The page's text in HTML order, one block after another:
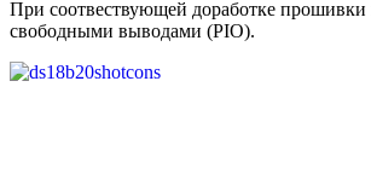
При соотвествующей доработке
свободными выводами (PIO).